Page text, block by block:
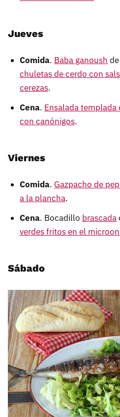
Jueves
Comida. Baba ganoush
chuletas de cerdo con
cerezas.
Cena. Ensalada templada
con canónigos.
Viernes
Comida. Gazpacho de
a la plancha.
Cena. Bocadillo brascada
verdes fritos en el
Sábado